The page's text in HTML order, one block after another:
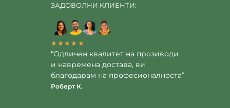
ЗАДОВОЛНИ КЛИЕНТИ:
★★★★★
“Одличен квалитет на прозиводи
и навремена достава, ви
благодарам на професионалноста”
Роберт К.